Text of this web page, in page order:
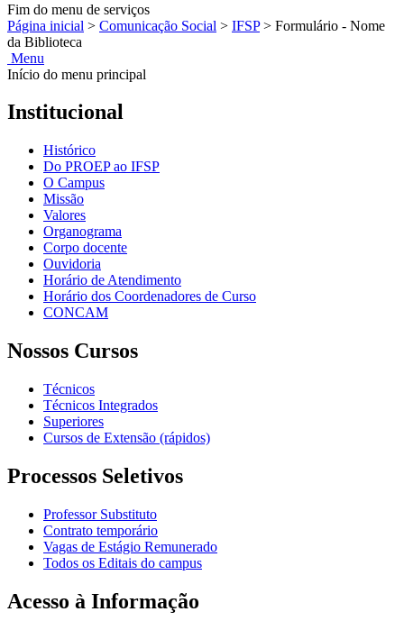
Fim do menu de serviços
Página inicial > Comunicação Social > IFSP > Formulário - Nome
da Biblioteca
Menu
Início do menu principal
Institucional
Histórico
Do PROEP ao IFSP
O Campus
Missão
Valores
Organograma
Corpo docente
Ouvidoria
Horário de Atendimento
Horário dos Coordenadores de Curso
CONCAM
Nossos Cursos
Técnicos
Técnicos Integrados
Superiores
Cursos de Extensão (rápidos)
Processos Seletivos
Professor Substituto
Contrato temporário
Vagas de Estágio Remunerado
Todos os Editais do campus
Acesso à Informação